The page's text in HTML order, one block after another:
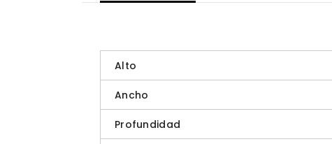
Alto
Ancho
Profundidad